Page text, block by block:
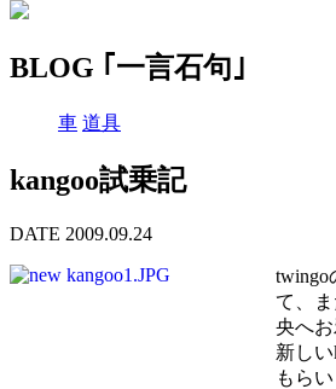
BLOG ｢一言石句｣
車 道具
kangoo試乗記
DATE 2009.09.24
twingo
て、
央へ
新し
もら